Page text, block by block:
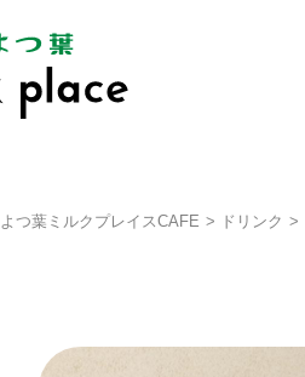
よつ葉ミルクプレイスCAFE ドリンク